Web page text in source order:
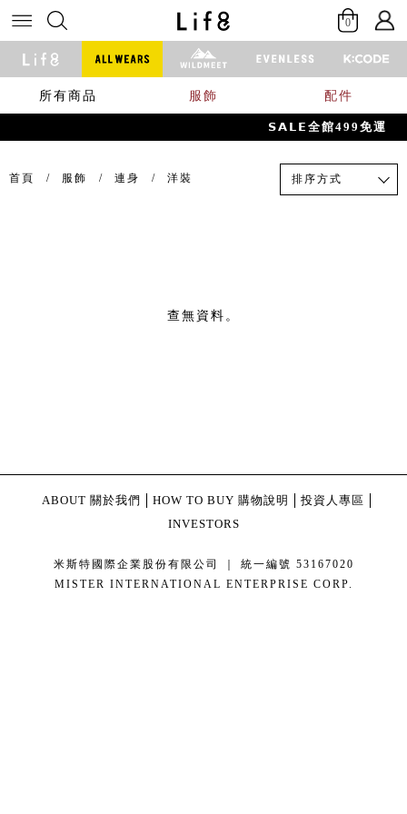
0
所有商品 服飾 配件
𝗦𝗔𝗟𝗘全館499免運
首頁 服飾 連身 洋裝 排序方式
查無資料。
ABOUT 關於我們 HOW TO BUY 購物說明
投資人專區
INVESTORS
米斯特國際企業股份有限公司 ｜ 統一編號 53167020
MISTER INTERNATIONAL ENTERPRISE CORP.